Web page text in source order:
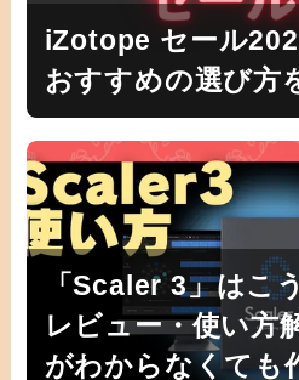
iZotope セール
おすすめの選び方
「Scaler 3」はこ
レビュー・使い方
がわからなくても